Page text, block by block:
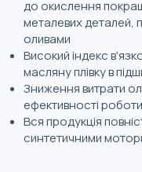
до окислення
металевих деталей,
оливами
Високий індекс
масляну плівку в
Зниження витрати
ефективності
Вся продукція
синтетичними